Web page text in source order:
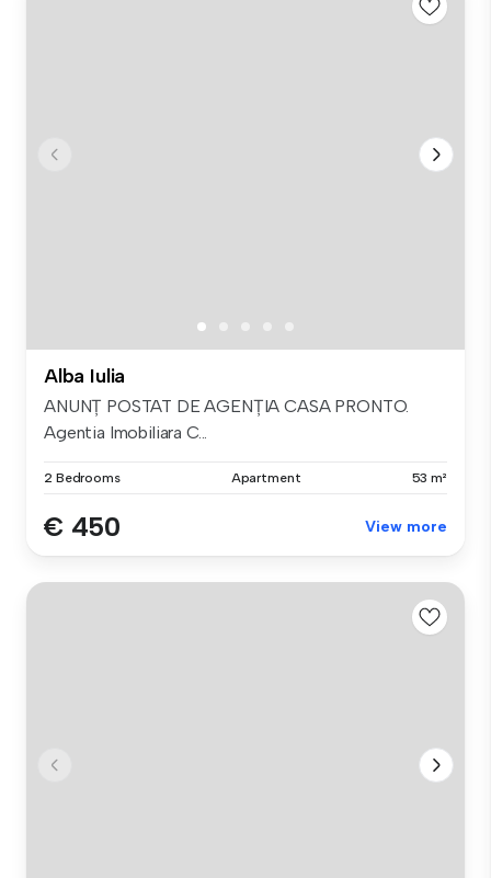
Alba Iulia
ANUNȚ POSTAT DE AGENȚIA CASA PRONTO.
Agentia Imobiliara C...
2 Bedrooms Apartment 53 m²
€ 450 View more